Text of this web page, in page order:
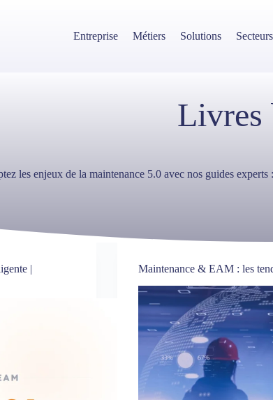
Entreprise Métiers Solutions
Livres
les enjeux de la maintenance 5.0 avec nos guides
|
Maintenance & EAM : les